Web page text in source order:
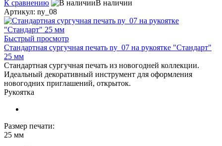
К сравнению
В наличии
Артикул: ny_08
Быстрый просмотр
Стандартная сургучная печать ny_07 на рукоятке "Стандарт"
25 мм
Стандартная сургучная печать из новогодней коллекции.
Идеальный декоративный инструмент для оформления
новогодних приглашений, открыток.
Рукоятка
Размер печати:
25 мм